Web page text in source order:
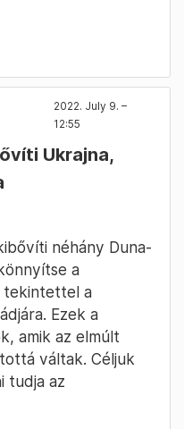
2022. July 9. –
12:55
Ukrajna,
néhány Duna-
a
tekintettel a
Ezek a
amik az elmúlt
váltak. Céljuk
tudja az